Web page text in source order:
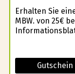
Erhalten Sie
MBW. von 25€